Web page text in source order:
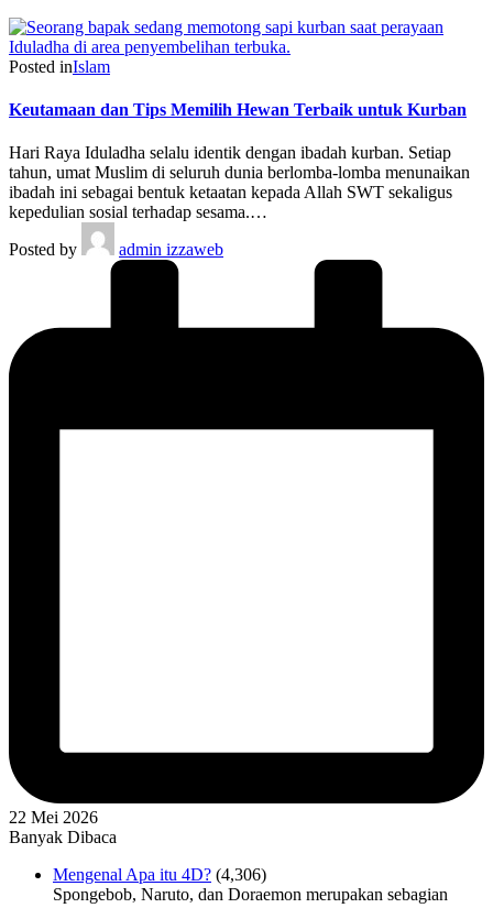
Posted inIslam
Keutamaan dan Tips Memilih Hewan Terbaik untuk Kurban
Hari Raya Iduladha selalu identik dengan ibadah kurban. Setiap
tahun, umat Muslim di seluruh dunia berlomba-lomba menunaikan
ibadah ini sebagai bentuk ketaatan kepada Allah SWT sekaligus
kepedulian sosial terhadap sesama.…
Posted by
admin izzaweb
22 Mei 2026
Banyak Dibaca
Mengenal Apa itu 4D? (4,306)
Spongebob, Naruto, dan Doraemon merupakan sebagian